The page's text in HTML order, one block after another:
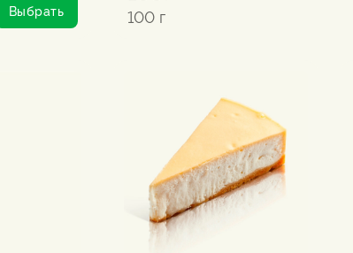
Выбрать 100 г